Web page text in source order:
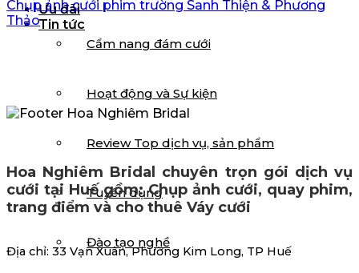
Ưu đãi
Tin tức
Cẩm nang đám cưới
Hoạt động và Sự kiện
Review Top dịch vụ, sản phẩm
Tuyển dụng
Đào tạo nghề
Chụp ảnh cưới phim trường Sanh Thiện & Phương
Thảo
Hoa Nghiêm Bridal chuyên trọn gói dịch vụ
cưới tại Huế gồm: Chụp ảnh cưới, quay phim,
trang điểm và cho thuê Váy cưới
Địa chỉ: 33 Vạn Xuân, Phường Kim Long, TP Huế